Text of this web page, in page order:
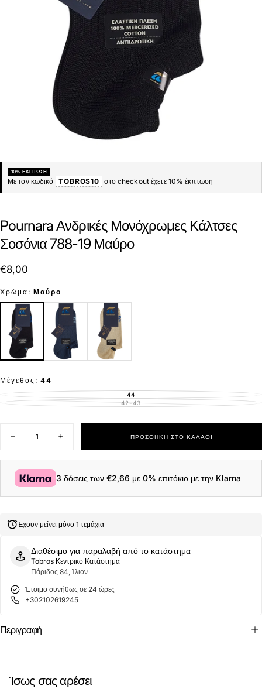
10% ΈΚΠΤΩΣΗ
Με τον κωδικό TOBROS10 στο checkout έχετε 10% έκπτωση
Pournara Ανδρικές Μονόχρωμες Κάλτσες
Σοσόνια 788-19 Μαύρο
€8,00
Τιμή
€8,00
Χρώμα: Μαύρο
Μέγεθος: 44
44ΕΚΤΌΣ
ΑΠΟΘΈΜΑΤΟΣ
42-43ΕΚΤΌΣ
Μείωση
για
Ανδρικές
Μονόχρωμες
19
Μαύρο
Αύξηση
ποσότητας
για
Ανδρικές
Μονόχρωμες
19
Μαύρο
ΠΡΟΣΘΉΚΗ ΣΤΟ ΚΑΛΆΘΙ
3 δόσεις των€2,66 με 0% επιτόκιο με την Klarna
Έχουν μείνει μόνο 1 τεμάχια
Διαθέσιμο για παραλαβή από το κατάστημα
Tobros Κεντρικό Κατάστημα
Πάριδος 84, Ίλιον
Έτοιμο συνήθως σε 24 ώρες
+302102619245
Περιγραφή
Ίσως σας αρέσει